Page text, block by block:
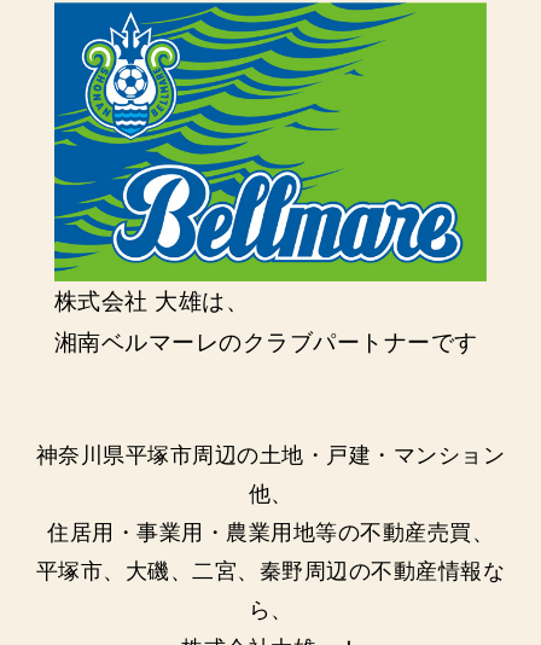
株式会社 大雄は、
湘南ベルマーレのクラブパートナーです
神奈川県平塚市周辺の土地・戸建・マンション
他、
住居用・事業用・農業用地等の不動産売買、
平塚市、大磯、二宮、秦野周辺の不動産情報な
ら、